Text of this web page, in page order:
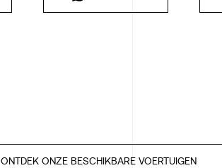
ONTDEK ONZE BESCHIKBARE VOERTUIGEN